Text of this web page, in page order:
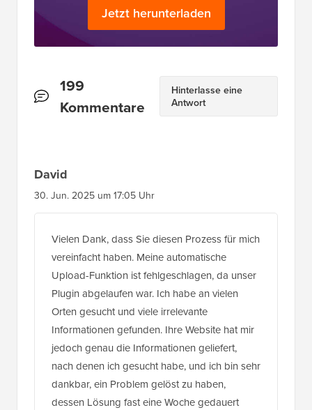
Jetzt herunterladen
Leserinteraktionen
199
Kommentare
Hinterlasse eine
Antwort
David
30. Jun. 2025 um 17:05 Uhr
Vielen Dank, dass Sie diesen Prozess für mich
vereinfacht haben. Meine automatische
Upload-Funktion ist fehlgeschlagen, da unser
Plugin abgelaufen war. Ich habe an vielen
Orten gesucht und viele irrelevante
Informationen gefunden. Ihre Website hat mir
jedoch genau die Informationen geliefert,
nach denen ich gesucht habe, und ich bin sehr
dankbar, ein Problem gelöst zu haben,
dessen Lösung fast eine Woche gedauert